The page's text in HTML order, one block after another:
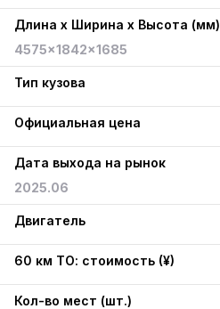
Длина x Ширина x Высота (мм)
4575x1842x1685
Тип кузова
Официальная цена
Дата выхода на рынок
2025.06
Двигатель
60 км ТО: стоимость (¥)
Кол-во мест (шт.)